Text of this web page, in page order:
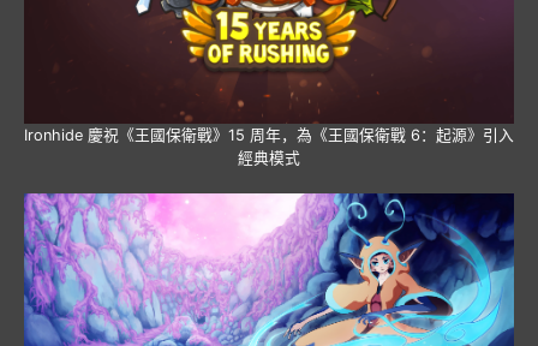
Ironhide 慶祝《王國保衛戰》15 周年，為《王國保衛戰 6：起源》引入
經典模式